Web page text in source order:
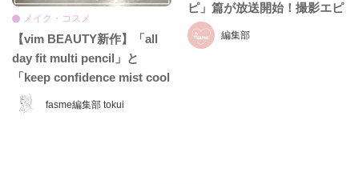
fasme編集部 tokui
メイク・コスメ
【vim BEAUTY新作】「all
day fit multi pencil」と
「keep confidence mist cool
EX」をレビュー♡ 夏のお直
しに頼れるコスメをチェッ
編集部
ピ」篇が放送開始！撮影エピ
ソード＆インタビュー全文を
お届け